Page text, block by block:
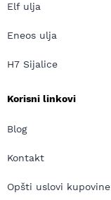
Elf ulja
Eneos ulja
H7 Sijalice
Korisni linkovi
Blog
Kontakt
Opšti uslovi kupovine